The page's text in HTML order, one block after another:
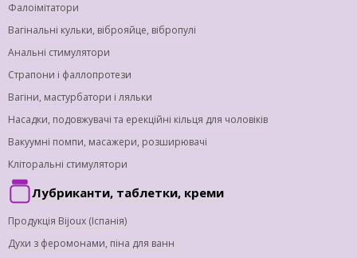
Фалоімітатори
Вагінальні кульки, віброяйце, вібропулі
Анальні стимулятори
Страпони і фаллопротези
Вагіни, мастурбатори і ляльки
Насадки, подовжувачі та ерекційні кільця для чоловіків
Вакуумні помпи, масажери, розширювачі
Кліторальні стимулятори
Лубриканти, таблетки, креми
Продукція Bijoux (Іспанія)
Духи з феромонами, піна для ванн